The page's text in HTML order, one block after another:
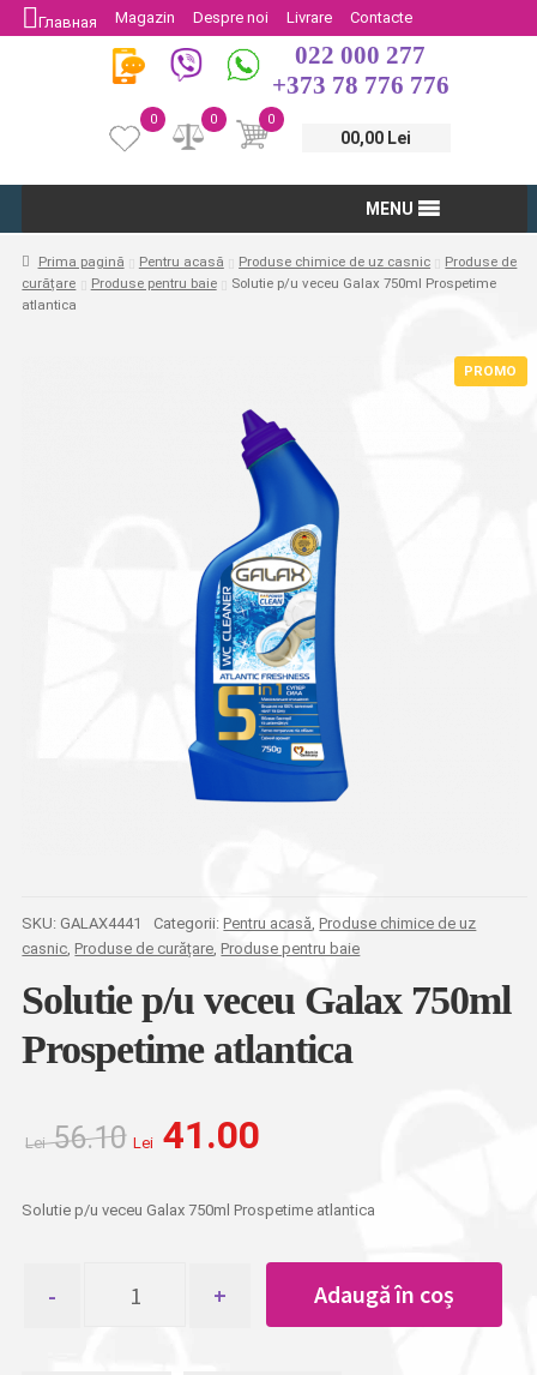
Главная Magazin Despre noi Livrare
Contacte
Protectia Consumatorului
Întoarcere
022 000 277
+373 78 776 776
0
00,00 Lei
0
0
MENU
Prima pagină Pentru acasă Produse chimice de uz casnic
Produse de
curățare
Produse pentru baie
Solutie p/u veceu Galax 750ml Prospetime
atlantica
PROMO
SKU: GALAX4441 Categorii:Pentru acasă,Produse chimice de uz
casnic, Produse de curățare, Produse pentru baie
Solutie p/u veceu Galax 750ml
Prospetime atlantica
Lei56.10 inițial
Lei 56.10.
Lei 41.00
Solutie p/u veceu Galax 750ml Prospetime atlantica
Solutie
Adaugă în coș